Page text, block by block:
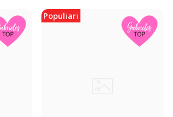
Populiari